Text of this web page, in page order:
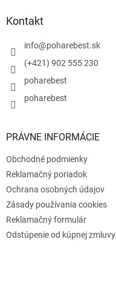
Kontakt
info@poharebest.sk
(+421) 902 555 230
poharebest
poharebest
PRÁVNE INFORMÁCIE
Obchodné podmienky
Reklamačný poriadok
Ochrana osobných údajov
Zásady používania cookies
Reklamačný formulár
Odstúpenie od kúpnej zmluvy